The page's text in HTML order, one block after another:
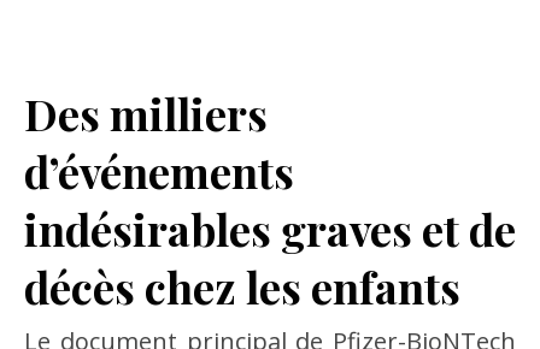
Des milliers
d’événements
indésirables graves et de
décès chez les enfants
Le document principal de Pfizer-BioNTech